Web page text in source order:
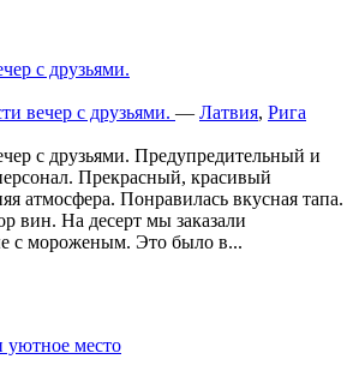
с друзьями.
вечер с друзьями. — Латвия, Рига
с друзьями. Предупредительный и
Прекрасный, красивый
атмосфера. Понравилась вкусная тапа.
вин. На десерт мы заказали
с мороженым. Это было в...
уютное место